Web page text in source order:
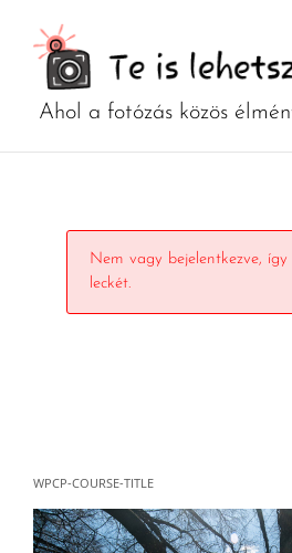
Nem vagy bejelentkezve,
leckét.
WPCP-COURSE-TITLE